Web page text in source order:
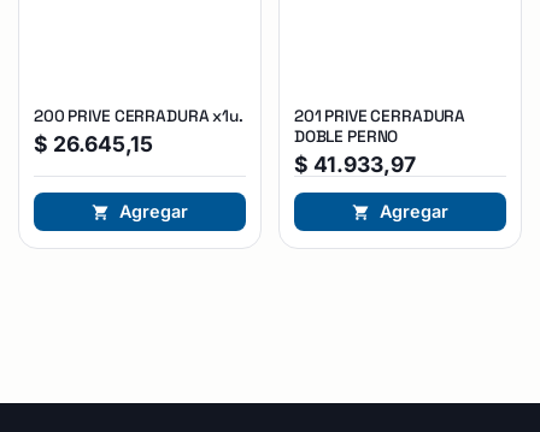
200 PRIVE CERRADURA x1u.
$ 26.645,15
Agregar
201 PRIVE CERRADURA
DOBLE PERNO
$ 41.933,97
Agregar